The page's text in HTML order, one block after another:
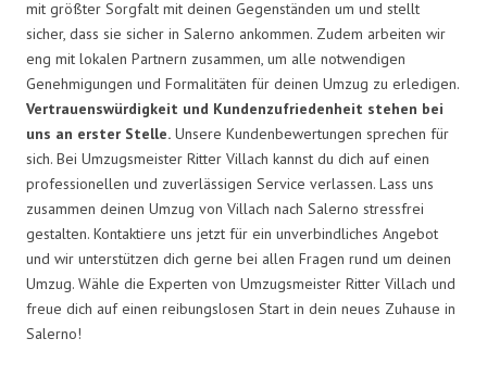
mit größter Sorgfalt mit deinen Gegenständen um und stellt
sicher, dass sie sicher in Salerno ankommen. Zudem arbeiten wir
eng mit lokalen Partnern zusammen, um alle notwendigen
Genehmigungen und Formalitäten für deinen Umzug zu erledigen.
Vertrauenswürdigkeit und Kundenzufriedenheit stehen bei
uns an erster Stelle. Unsere Kundenbewertungen sprechen für
sich. Bei Umzugsmeister Ritter Villach kannst du dich auf einen
professionellen und zuverlässigen Service verlassen. Lass uns
zusammen deinen Umzug von Villach nach Salerno stressfrei
gestalten. Kontaktiere uns jetzt für ein unverbindliches Angebot
und wir unterstützen dich gerne bei allen Fragen rund um deinen
Umzug. Wähle die Experten von Umzugsmeister Ritter Villach und
freue dich auf einen reibungslosen Start in dein neues Zuhause in
Salerno!